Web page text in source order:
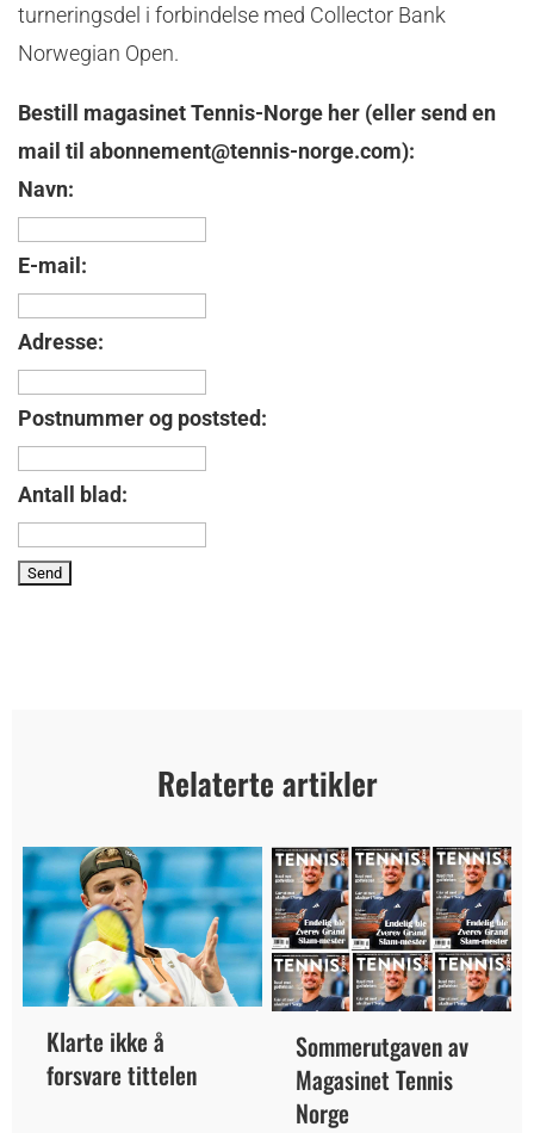
turneringsdel i forbindelse med Collector Bank
Norwegian Open.
Bestill magasinet Tennis-Norge her (eller send en
mail til abonnement@tennis-norge.com):
Navn:
E-mail:
Adresse:
Postnummer og poststed:
Antall blad:
Relaterte artikler
Klarte ikke å
forsvare tittelen
Sommerutgaven av
Magasinet Tennis
Norge